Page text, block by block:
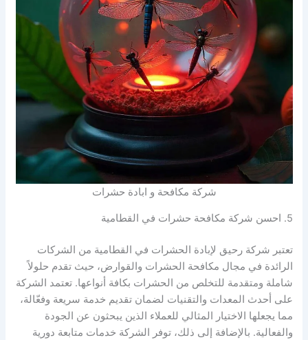
شركة مكافحة و ابادة حشرات
5. احسن شركة مكافحة حشرات في القطامية
تعتبر شركة رحيق لإبادة الحشرات في القطامية من الشركات
الرائدة في مجال مكافحة الحشرات والقوارض، حيث تقدم حلولاً
شاملة ومتقدمة للتخلص من الحشرات بكافة أنواعها. تعتمد الشركة
على أحدث المعدات والتقنيات لضمان تقديم خدمة سريعة وفعّالة،
مما يجعلها الاختيار المثالي للعملاء الذين يبحثون عن الجودة
والفعالية. بالإضافة إلى ذلك، توفر الشركة خدمات متابعة دورية